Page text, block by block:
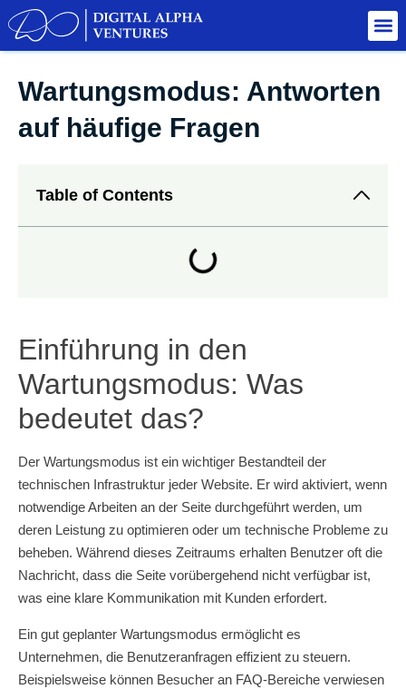
Wartungsmodus: Antworten
auf häufige Fragen
Table of Contents
Einführung in den
Wartungsmodus: Was
bedeutet das?
Der Wartungsmodus ist ein wichtiger Bestandteil der
technischen Infrastruktur jeder Website. Er wird aktiviert, wenn
notwendige Arbeiten an der Seite durchgeführt werden, um
deren Leistung zu optimieren oder um technische Probleme zu
beheben. Während dieses Zeitraums erhalten Benutzer oft die
Nachricht, dass die Seite vorübergehend nicht verfügbar ist,
was eine klare Kommunikation mit Kunden erfordert.
Ein gut geplanter Wartungsmodus ermöglicht es
Unternehmen, die Benutzeranfragen effizient zu steuern.
Beispielsweise können Besucher an FAQ-Bereiche verwiesen